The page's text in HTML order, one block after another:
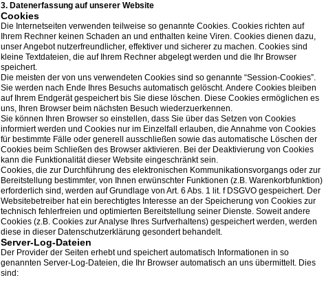
3. Datenerfassung auf unserer Website
Cookies
Die Internetseiten verwenden teilweise so genannte Cookies. Cookies richten auf
Ihrem Rechner keinen Schaden an und enthalten keine Viren. Cookies dienen dazu,
unser Angebot nutzerfreundlicher, effektiver und sicherer zu machen. Cookies sind
kleine Textdateien, die auf Ihrem Rechner abgelegt werden und die Ihr Browser
speichert.
Die meisten der von uns verwendeten Cookies sind so genannte “Session-Cookies”.
Sie werden nach Ende Ihres Besuchs automatisch gelöscht. Andere Cookies bleiben
auf Ihrem Endgerät gespeichert bis Sie diese löschen. Diese Cookies ermöglichen es
uns, Ihren Browser beim nächsten Besuch wiederzuerkennen.
Sie können Ihren Browser so einstellen, dass Sie über das Setzen von Cookies
informiert werden und Cookies nur im Einzelfall erlauben, die Annahme von Cookies
für bestimmte Fälle oder generell ausschließen sowie das automatische Löschen der
Cookies beim Schließen des Browser aktivieren. Bei der Deaktivierung von Cookies
kann die Funktionalität dieser Website eingeschränkt sein.
Cookies, die zur Durchführung des elektronischen Kommunikationsvorgangs oder zur
Bereitstellung bestimmter, von Ihnen erwünschter Funktionen (z.B. Warenkorbfunktion)
erforderlich sind, werden auf Grundlage von Art. 6 Abs. 1 lit. f DSGVO gespeichert. Der
Websitebetreiber hat ein berechtigtes Interesse an der Speicherung von Cookies zur
technisch fehlerfreien und optimierten Bereitstellung seiner Dienste. Soweit andere
Cookies (z.B. Cookies zur Analyse Ihres Surfverhaltens) gespeichert werden, werden
diese in dieser Datenschutzerklärung gesondert behandelt.
Server-Log-Dateien
Der Provider der Seiten erhebt und speichert automatisch Informationen in so
genannten Server-Log-Dateien, die Ihr Browser automatisch an uns übermittelt. Dies
sind: